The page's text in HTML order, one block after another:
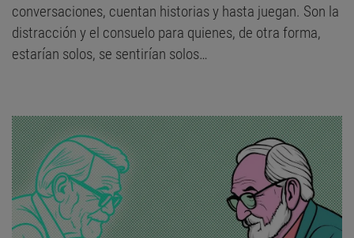
conversaciones, cuentan historias y hasta juegan. Son la
distracción y el consuelo para quienes, de otra forma,
estarían solos, se sentirían solos…